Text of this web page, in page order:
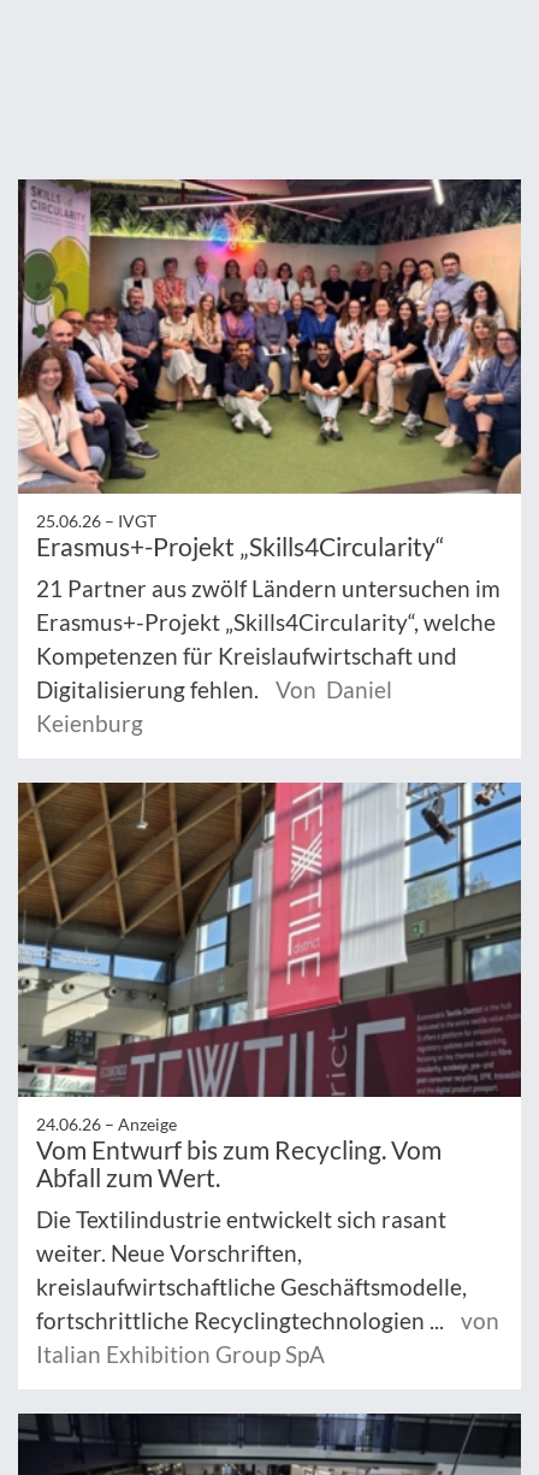
25.06.26 – IVGT
Erasmus+-Projekt „Skills4Circularity“
21 Partner aus zwölf Ländern untersuchen im
Erasmus+-Projekt „Skills4Circularity“, welche
Kompetenzen für Kreislaufwirtschaft und
Digitalisierung fehlen.
Von Daniel
Keienburg
24.06.26 – Anzeige
Vom Entwurf bis zum Recycling. Vom
Abfall zum Wert.
Die Textilindustrie entwickelt sich rasant
weiter. Neue Vorschriften,
kreislaufwirtschaftliche Geschäftsmodelle,
fortschrittliche Recyclingtechnologien ...
von
Italian Exhibition Group SpA